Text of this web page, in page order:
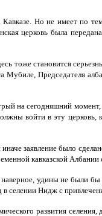
Но не имеет по
церковь была
тоже становится
Мубиле, Председателя
на сегодняшний
войти в эту церковь,
заявление было
кавказской Албании
удины не были
селении Нидж с
развития